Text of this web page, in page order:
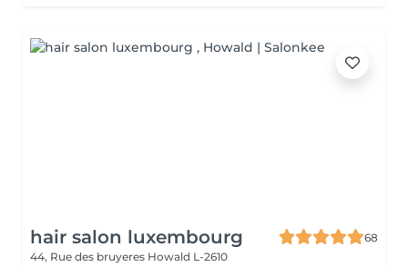
hair salon luxembourg
68
44, Rue des bruyeres Howald L-2610